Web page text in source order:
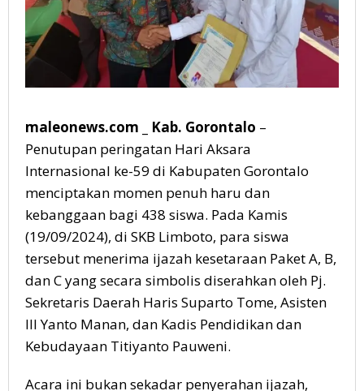
maleonews.com _ Kab. Gorontalo –
Penutupan peringatan Hari Aksara
Internasional ke-59 di Kabupaten Gorontalo
menciptakan momen penuh haru dan
kebanggaan bagi 438 siswa. Pada Kamis
(19/09/2024), di SKB Limboto, para siswa
tersebut menerima ijazah kesetaraan Paket A, B,
dan C yang secara simbolis diserahkan oleh Pj.
Sekretaris Daerah Haris Suparto Tome, Asisten
III Yanto Manan, dan Kadis Pendidikan dan
Kebudayaan Titiyanto Pauweni.
Acara ini bukan sekadar penyerahan ijazah,